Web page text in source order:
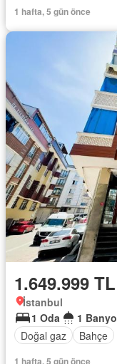
1 hafta, 5 gün önce
1.649.999 TL
İstanbul
1 Oda
1 Banyo
Doğal gaz
Bahçe
1 hafta, 5 gün önce